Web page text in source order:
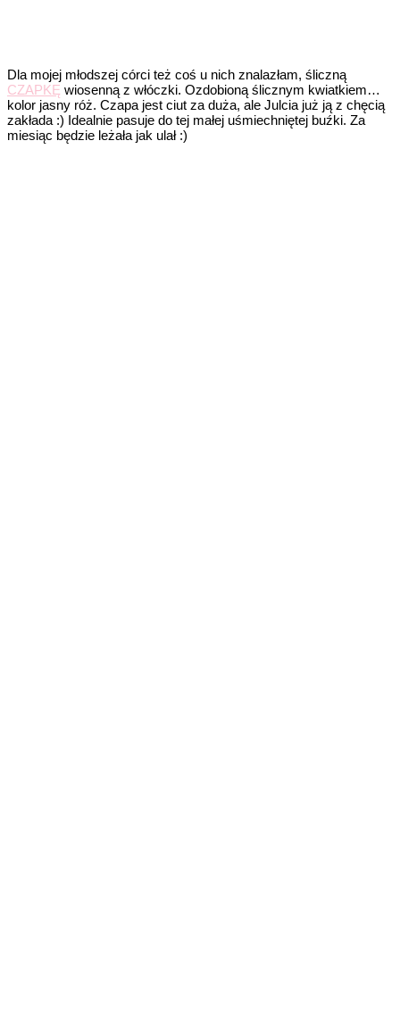
Dla mojej młodszej córci też coś u nich znalazłam, śliczną
CZAPKĘ wiosenną z włóczki. Ozdobioną ślicznym kwiatkiem…
kolor jasny róż. Czapa jest ciut za duża, ale Julcia już ją z chęcią
zakłada :) Idealnie pasuje do tej małej uśmiechniętej buźki. Za
miesiąc będzie leżała jak ulał :)